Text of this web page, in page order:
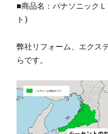
■商品名：パナソニック
ト)
弊社リフォーム、エクス
らです。